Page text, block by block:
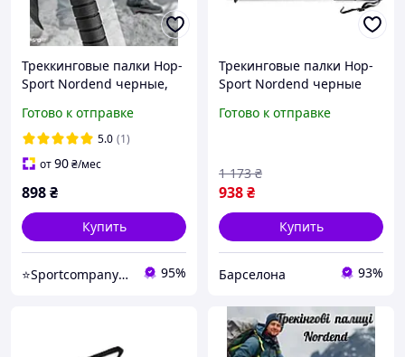
Треккинговые палки Hop-
Sport Nordend черные,
ходьбы, Туристические
палки для спортивной
ходьбы
Готово к отправке
5.0 (1)
от90₴/мес
898₴
Купить
⭐️Sportcompany⭐️ Інтернет магазин спортивних товарів⭐️ 95%
Трекинговые палки Hop-
Sport Nordend черные
Готово к отправке
938₴
1 173 ₴
Купить
Барселона 93%